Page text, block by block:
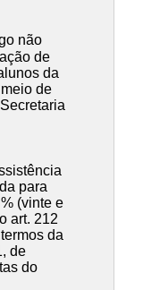
não
de
da
de
para
(vinte e
art. 212
da
de
do